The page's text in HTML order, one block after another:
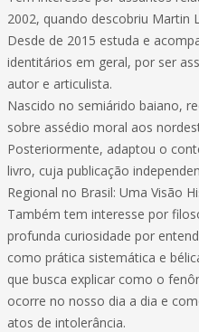
2002, quando descobriu Martin
Desde de 2015 estuda e
identitários em geral, por ser
autor e articulista.
Nascido no semiárido baiano,
sobre assédio moral aos
Posteriormente, adaptou o
livro, cuja publicação
Regional no Brasil: Uma Visão
Também tem interesse por
profunda curiosidade por
como prática sistemática e
que busca explicar como o
ocorre no nosso dia a dia e
atos de intolerância.